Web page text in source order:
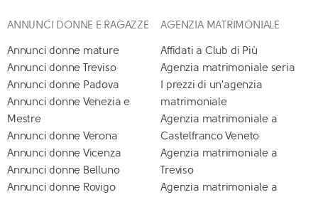
ANNUNCI DONNE E RAGAZZE
Annunci donne mature
Annunci donne Treviso
Annunci donne Padova
Annunci donne Venezia e
Mestre
Annunci donne Verona
Annunci donne Vicenza
Annunci donne Belluno
Annunci donne Rovigo
AGENZIA MATRIMONIALE
Affidati a Club di Più
Agenzia matrimoniale seria
I prezzi di un'agenzia
matrimoniale
Agenzia matrimoniale a
Castelfranco Veneto
Agenzia matrimoniale a
Treviso
Agenzia matrimoniale a